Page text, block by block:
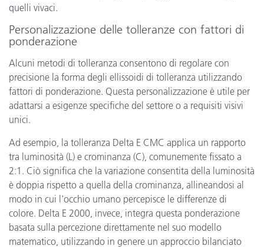
quelli vivaci.
Personalizzazione delle tolleranze con fattori di
ponderazione
Alcuni metodi di tolleranza consentono di regolare con
precisione la forma degli ellissoidi di tolleranza utilizzando
fattori di ponderazione. Questa personalizzazione è utile per
adattarsi a esigenze specifiche del settore o a requisiti visivi
unici.
Ad esempio, la tolleranza Delta E CMC applica un rapporto
tra luminosità (L) e crominanza (C), comunemente fissato a
2:1. Ciò significa che la variazione consentita della luminosità
è doppia rispetto a quella della crominanza, allineandosi al
modo in cui l'occhio umano percepisce le differenze di
colore. Delta E 2000, invece, integra questa ponderazione
basata sulla percezione direttamente nel suo modello
matematico, utilizzando in genere un approccio bilanciato